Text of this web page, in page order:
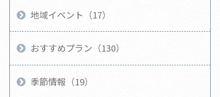
地域イベント（17）
おすすめプラン（130）
季節情報（19）